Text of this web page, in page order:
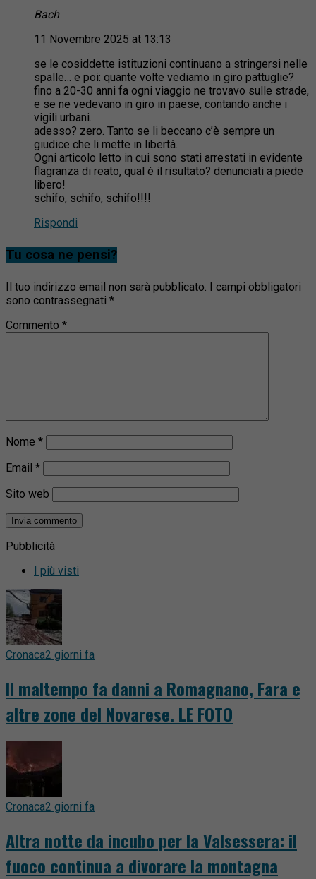
Bach
11 Novembre 2025 at 13:13
se le cosiddette istituzioni continuano a stringersi nelle
spalle… e poi: quante volte vediamo in giro pattuglie?
fino a 20-30 anni fa ogni viaggio ne trovavo sulle strade,
e se ne vedevano in giro in paese, contando anche i
vigili urbani.
adesso? zero. Tanto se li beccano c’è sempre un
giudice che li mette in libertà.
Ogni articolo letto in cui sono stati arrestati in evidente
flagranza di reato, qual è il risultato? denunciati a piede
libero!
schifo, schifo, schifo!!!!
Rispondi
Tu cosa ne pensi?
Il tuo indirizzo email non sarà pubblicato. I campi obbligatori
sono contrassegnati *
Commento *
Nome *
Email *
Sito web
Pubblicità
I più visti
Cronaca2 giorni fa
Il maltempo fa danni a Romagnano, Fara e
altre zone del Novarese. LE FOTO
Cronaca2 giorni fa
Altra notte da incubo per la Valsessera: il
fuoco continua a divorare la montagna